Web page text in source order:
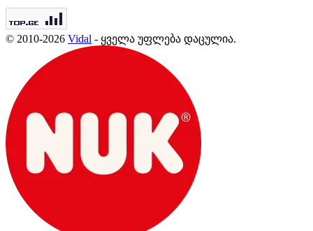
© 2010-2026 Vidal - ყველა უფლება დაცულია.